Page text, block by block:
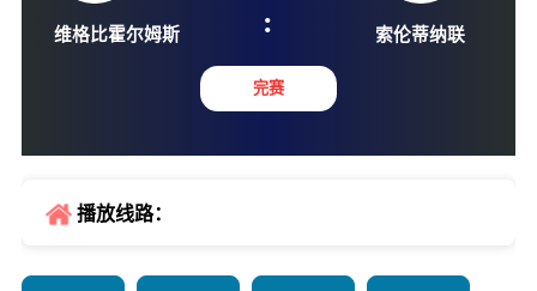
维格比霍尔姆斯
2026-06-04 01:00:00
:
完赛
播放线路：